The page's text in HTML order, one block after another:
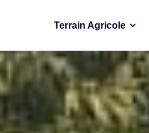
Terrain Agricole